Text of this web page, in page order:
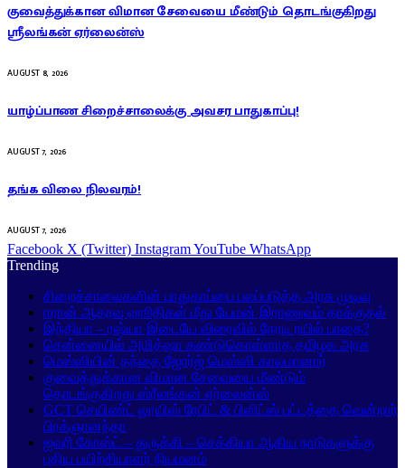
குவைத்துக்கான விமான சேவையை மீண்டும் தொடங்குகிறது
ஸ்ரீலங்கன் ஏர்லைன்ஸ்
AUGUST 8, 2026
யாழ்ப்பாண சிறைச்சாலைக்கு அவசர பாதுகாப்பு!
AUGUST 7, 2026
தங்க விலை நிலவரம்!
AUGUST 7, 2026
Facebook X (Twitter) InstagramYouTube WhatsApp
Trending
சிறைச்சாலைகளின் பாதுகாப்பை பலப்படுத்த அரசு முடிவு
ஈரான் ஆதரவு ஹூதிகள் மீது யேமன் இராணுவம் தாக்குதல்
இந்தியா – ரஷ்யா இடையே விரைவில் நேரடி ரயில் பாதை?
சென்னையில் அமித்ஷா கண்டுகொள்ளாத தமிழக அரசு
மெஸ்ஸியின் தந்தை ஜோர்ஜ் மெஸ்ஸி காலமானார்
குவைத்துக்கான விமான சேவையை மீண்டும்
தொடங்குகிறது ஸ்ரீலங்கன் ஏர்லைன்ஸ்
GCT செயிண்ட் லூயிஸ் ரேபிட் & பிளிட்ஸ் பட்டத்தை வென்றார்
பிரக்ஞானந்தா
ஐவரி கோஸ்ட் – துருக்கி – செக்கியா ஆகிய நாடுகளுக்கு
புதிய பயிற்சியாளர் நியமனம்